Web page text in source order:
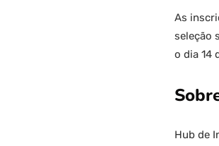
As
seleção
o dia 14
Hub de